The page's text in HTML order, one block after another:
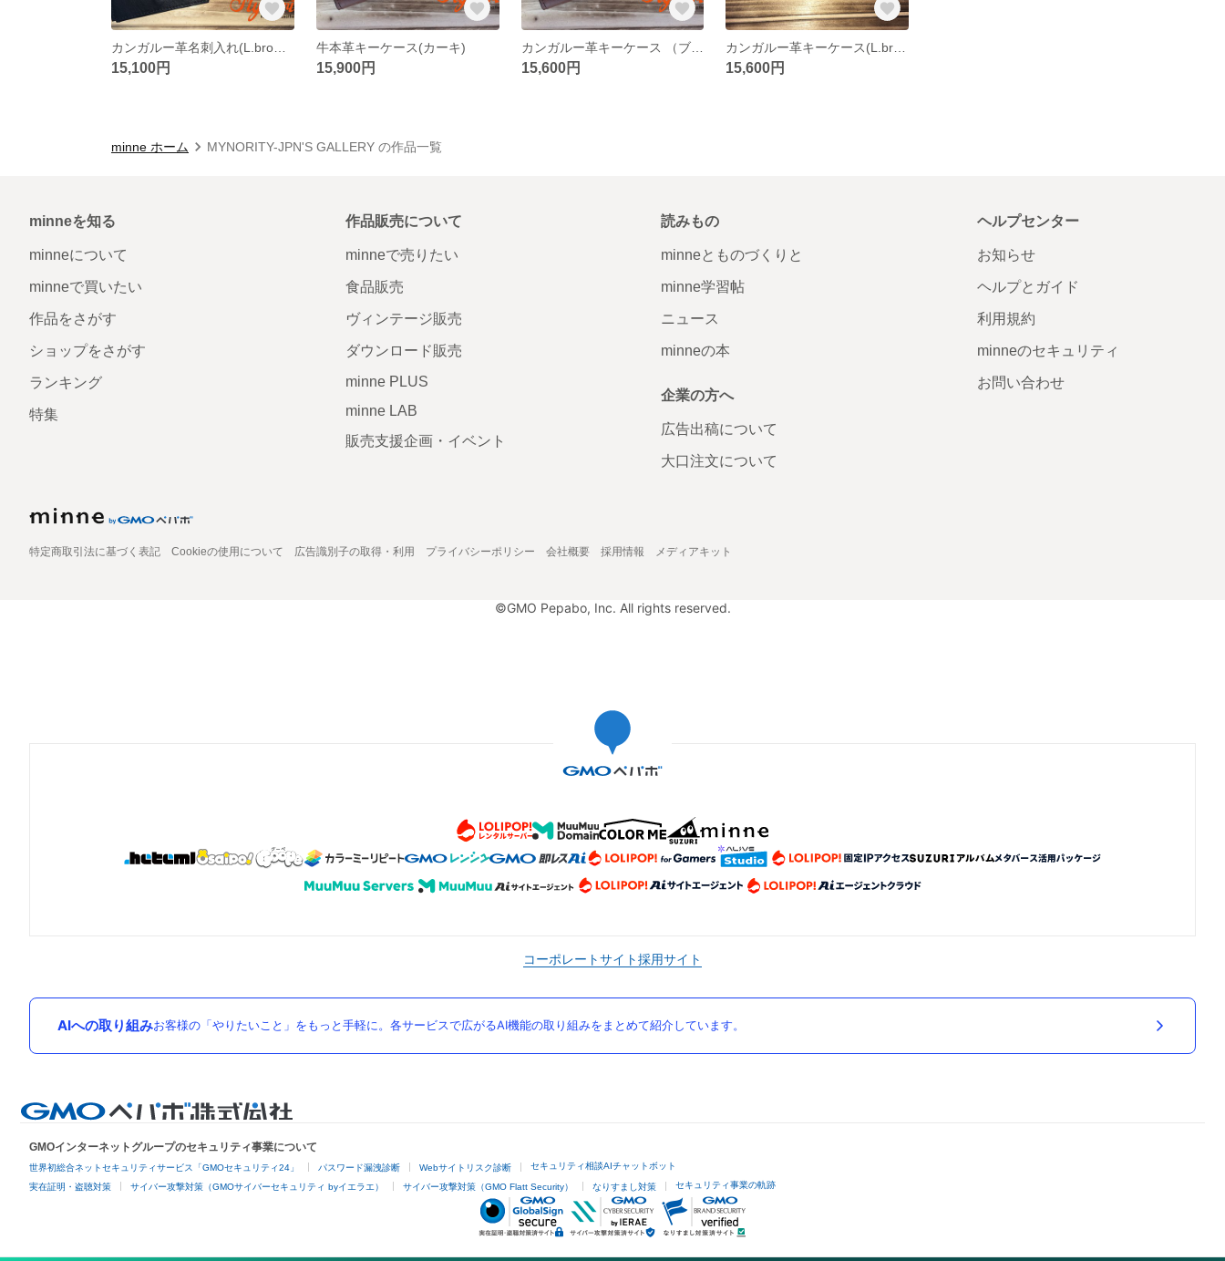
15,100円
牛本革キーケース(カーキ)
15,900円
カンガルー革キーケース （ブラック）
15,600円 15,600円
minne ホーム MYNORITY-JPN'S GALLERY の作品一覧
minneを知る
minneについて
minneで買いたい
作品をさがす
ショップをさがす
ランキング
特集
作品販売について
minneで売りたい
食品販売
ヴィンテージ販売
ダウンロード販売
minne PLUS
minne LAB
販売支援企画・イベント
読みもの
minneとものづくりと
minne学習帖
ニュース
minneの本
企業の方へ
広告出稿について
大口注文について
ヘルプセンター
お知らせ
ヘルプとガイド
利用規約
minneのセキュリティ
お問い合わせ
特定商取引法に基づく表記 Cookieの使用について 広告識別子の取得・利用 プライバシーポリシー 会社概要 採用情報 メディアキット
©GMO Pepabo, Inc. All rights reserved.
コーポレートサイト採用サイト
AIへの取り組みお客様の「やりたいこと」をもっと手軽に。各サービスで広がるAI機能の取り組みをまとめて紹介しています。
GMOインターネットグループのセキュリティ事業について
世界初総合ネットセキュリティサービス「GMOセキュリティ24」 パスワード漏洩診断 Webサイトリスク診断 セキュリティ相談AIチャットボット
実在証明・盗聴対策 サイバー攻撃対策（GMOサイバーセキュリティ byイエラエ） サイバー攻撃対策（GMO Flatt Security） なりすまし対策 セキュリティ事業の軌跡